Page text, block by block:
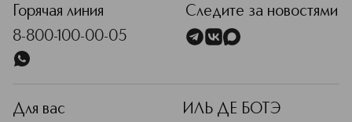
Горячая линия
8-800-100-00-05
Следите за новостями
Для вас ИЛЬ ДЕ БОТЭ